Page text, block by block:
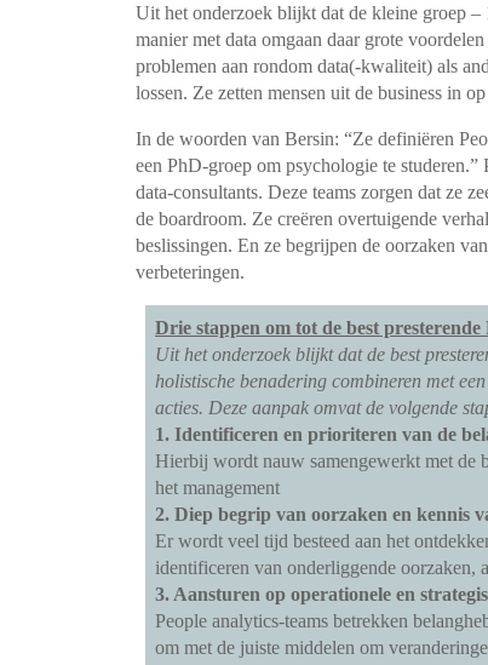
Uit het onderzoek blijkt dat de kleine groep –
manier met data omgaan daar grote
problemen aan rondom data(-kwaliteit) als
lossen. Ze zetten mensen uit de business in
In de woorden van Bersin: “Ze definiëren
een PhD-groep om psychologie te
data-consultants. Deze teams zorgen dat ze
de boardroom. Ze creëren overtuigende
beslissingen. En ze begrijpen de oorzaken
verbeteringen.
Drie stappen om tot de best
Uit het onderzoek blijkt dat de best
holistische benadering combineren met
acties. Deze aanpak omvat de volgende
1. Identificeren en prioriteren van de
Hierbij wordt nauw samengewerkt met de
het management
2. Diep begrip van oorzaken en kennis
Er wordt veel tijd besteed aan het
identificeren van onderliggende oorzaken,
3. Aansturen op operationele en
People analytics-teams betrekken
om met de juiste middelen om